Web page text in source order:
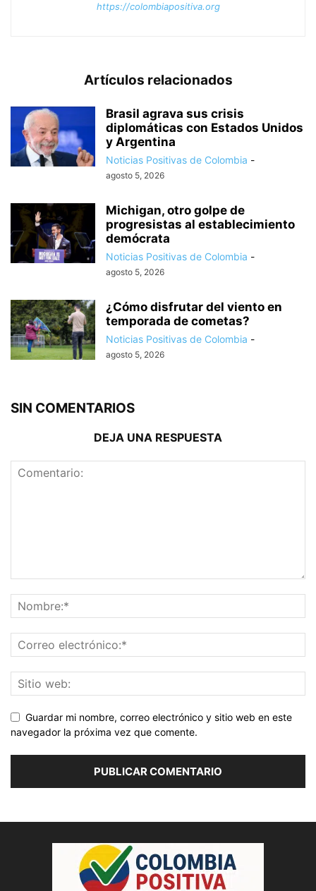
https://colombiapositiva.org
Artículos relacionados
Brasil agrava sus crisis
diplomáticas con Estados Unidos
y Argentina
Noticias Positivas de Colombia -
agosto 5, 2026
Michigan, otro golpe de
progresistas al establecimiento
demócrata
Noticias Positivas de Colombia -
agosto 5, 2026
¿Cómo disfrutar del viento en
temporada de cometas?
Noticias Positivas de Colombia -
agosto 5, 2026
SIN COMENTARIOS
DEJA UNA RESPUESTA
Guardar mi nombre, correo electrónico y sitio web en este
navegador la próxima vez que comente.